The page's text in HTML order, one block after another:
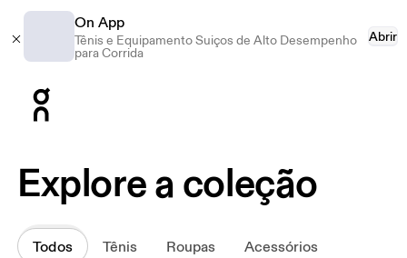
On App
Tênis e Equipamento Suiços de Alto Desempenho
para Corrida
Abrir
Explore a coleção
Todos Tênis Roupas Acessórios